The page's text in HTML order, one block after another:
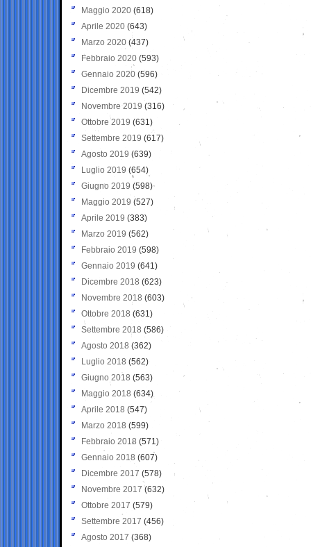
Maggio 2020 (618)
Aprile 2020 (643)
Marzo 2020 (437)
Febbraio 2020 (593)
Gennaio 2020 (596)
Dicembre 2019 (542)
Novembre 2019 (316)
Ottobre 2019 (631)
Settembre 2019 (617)
Agosto 2019 (639)
Luglio 2019 (654)
Giugno 2019 (598)
Maggio 2019 (527)
Aprile 2019 (383)
Marzo 2019 (562)
Febbraio 2019 (598)
Gennaio 2019 (641)
Dicembre 2018 (623)
Novembre 2018 (603)
Ottobre 2018 (631)
Settembre 2018 (586)
Agosto 2018 (362)
Luglio 2018 (562)
Giugno 2018 (563)
Maggio 2018 (634)
Aprile 2018 (547)
Marzo 2018 (599)
Febbraio 2018 (571)
Gennaio 2018 (607)
Dicembre 2017 (578)
Novembre 2017 (632)
Ottobre 2017 (579)
Settembre 2017 (456)
Agosto 2017 (368)